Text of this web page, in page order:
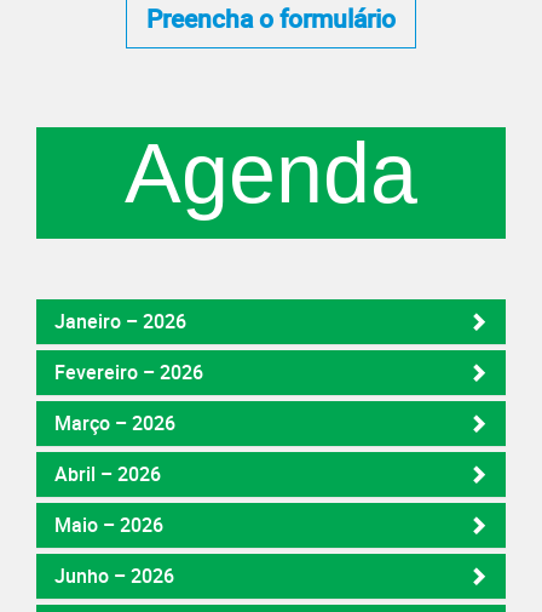
Preencha o formulário
Agenda
Janeiro – 2026
Fevereiro – 2026
Março – 2026
Abril – 2026
Maio – 2026
Junho – 2026